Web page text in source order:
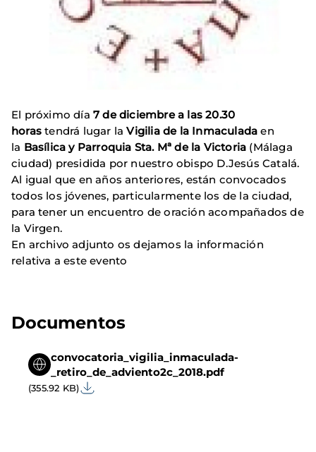
El próximo día 7 de diciembre a las 20.30
horas tendrá lugar laVigilia de la Inmaculada en
la Basílica y Parroquia Sta. Mª de la Victoria (Málaga
ciudad) presidida por nuestro obispo D.Jesús Catalá.
Al igual que en años anteriores, están convocados
todos los jóvenes, particularmente los de la ciudad,
para tener un encuentro de oración acompañados de
la Virgen.
En archivo adjunto os dejamos la información
relativa a este evento
Documentos
convocatoria_vigilia_inmaculada-
_retiro_de_adviento2c_2018.pdf
(355.92 KB)